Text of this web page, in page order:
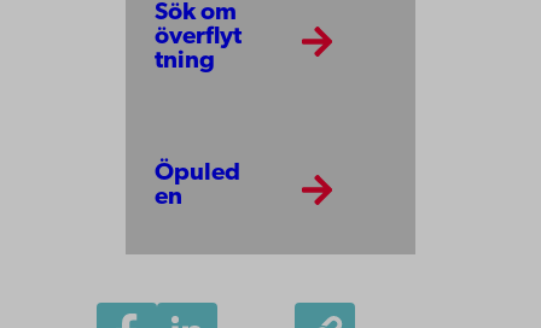
Sök om
överflyt
tning
Öpuled
en